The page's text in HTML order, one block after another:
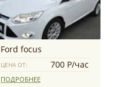
Ford focus
ЦЕНА ОТ: 700 Р/час
ПОДРОБНЕЕ